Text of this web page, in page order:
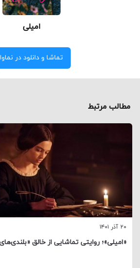
امیلی
تماشا و دانلود در نماوا
مطالب مرتبط
۲۰ آذر ۱۴۰۱
«امیلی»؛ روایتی تماشایی از خالق